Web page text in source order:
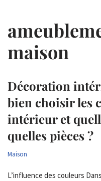
maison
Décoration
bien choisir les
intérieur et
quelles pièces ?
Maison
L’influence des couleurs